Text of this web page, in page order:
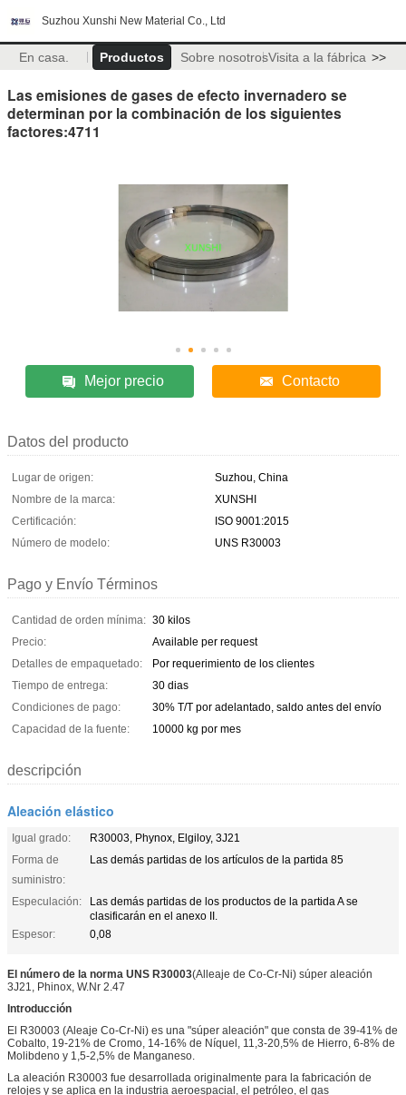
Suzhou Xunshi New Material Co., Ltd
En casa. Productos Sobre nosotrosVisita a la fábrica >>
Las emisiones de gases de efecto invernadero se
determinan por la combinación de los siguientes
factores:4711
Mejor precio Contacto
Datos del producto
Lugar de origen:
Suzhou, China
Nombre de la marca:
XUNSHI
Certificación:
ISO 9001:2015
Número de modelo:
UNS R30003
Pago y Envío Términos
Cantidad de orden mínima: 30 kilos
Precio:
Available per request
Detalles de empaquetado:
Por requerimiento de los clientes
Tiempo de entrega:
30 dias
Condiciones de pago:
30% T/T por adelantado, saldo antes del envío
Capacidad de la fuente:
10000 kg por mes
descripción
Aleación elástico
Igual grado:
R30003, Phynox, Elgiloy, 3J21
Forma de
suministro:
Las demás partidas de los artículos de la partida 85
Especulación:
Las demás partidas de los productos de la partida A se
clasificarán en el anexo II.
Espesor:
0,08
El número de la norma UNS R30003(Alleaje de Co-Cr-Ni) súper aleación
3J21, Phinox, W.Nr 2.47
Introducción
El R30003 (Aleaje Co-Cr-Ni) es una "súper aleación" que consta de 39-41% de
Cobalto, 19-21% de Cromo, 14-16% de Níquel, 11,3-20,5% de Hierro, 6-8% de
Molibdeno y 1,5-2,5% de Manganeso.
La aleación R30003 fue desarrollada originalmente para la fabricación de
relojes y se aplica en la industria aeroespacial, el petróleo, el gas